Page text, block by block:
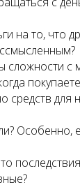
на то, что
сложности с
средств
Особенно,